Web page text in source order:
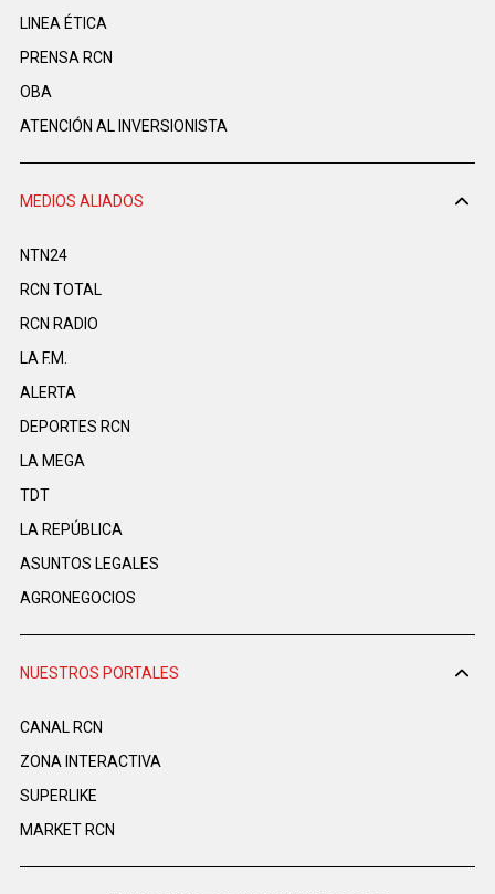
LINEA ÉTICA
PRENSA RCN
OBA
ATENCIÓN AL INVERSIONISTA
MEDIOS ALIADOS
NTN24
RCN TOTAL
RCN RADIO
LA F.M.
ALERTA
DEPORTES RCN
LA MEGA
TDT
LA REPÚBLICA
ASUNTOS LEGALES
AGRONEGOCIOS
NUESTROS PORTALES
CANAL RCN
ZONA INTERACTIVA
SUPERLIKE
MARKET RCN